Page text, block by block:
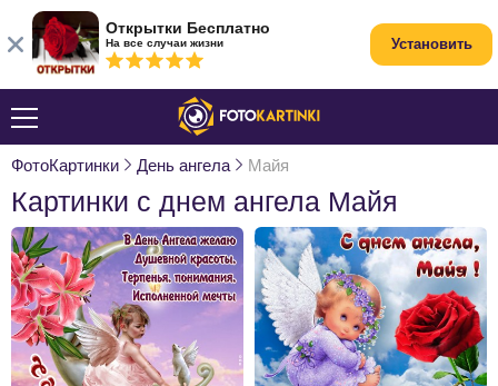
ФотоКартинки День ангела Майя
Картинки с днем ангела Майя
Открытки Бесплатно
На все случаи жизни Установить